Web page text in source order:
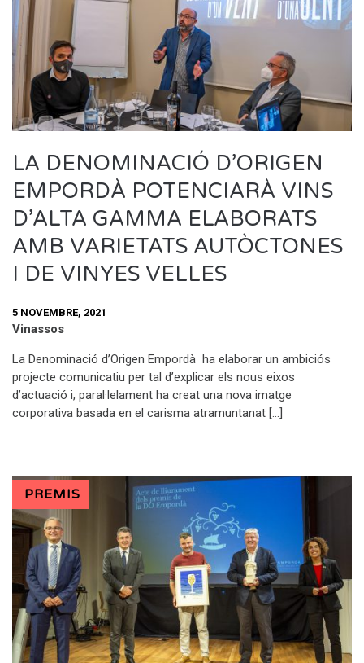
LA DENOMINACIÓ D’ORIGEN
EMPORDÀ POTENCIARÀ VINS
D’ALTA GAMMA ELABORATS
AMB VARIETATS AUTÒCTONES
I DE VINYES VELLES
5 NOVEMBRE, 2021
Vinassos
La Denominació d’Origen Empordà ha elaborar un ambiciós
projecte comunicatiu per tal d’explicar els nous eixos
d’actuació i, paral·lelament ha creat una nova imatge
corporativa basada en el carisma atramuntanat […]
PREMIS